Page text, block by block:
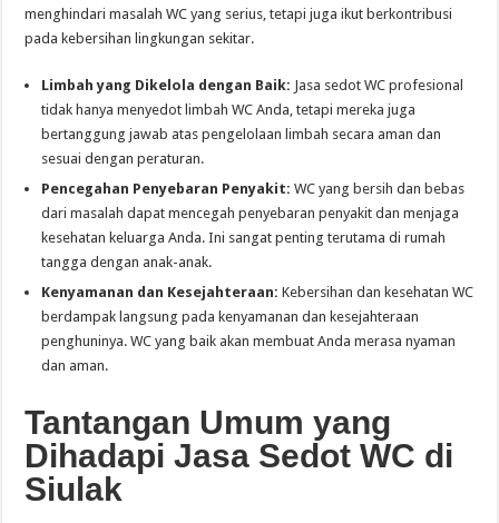
menghindari masalah WC yang serius, tetapi juga ikut berkontribusi
pada kebersihan lingkungan sekitar.
Limbah yang Dikelola dengan Baik: Jasa sedot WC profesional
tidak hanya menyedot limbah WC Anda, tetapi mereka juga
bertanggung jawab atas pengelolaan limbah secara aman dan
sesuai dengan peraturan.
Pencegahan Penyebaran Penyakit: WC yang bersih dan bebas
dari masalah dapat mencegah penyebaran penyakit dan menjaga
kesehatan keluarga Anda. Ini sangat penting terutama di rumah
tangga dengan anak-anak.
Kenyamanan dan Kesejahteraan: Kebersihan dan kesehatan WC
berdampak langsung pada kenyamanan dan kesejahteraan
penghuninya. WC yang baik akan membuat Anda merasa nyaman
dan aman.
Tantangan Umum yang
Dihadapi Jasa Sedot WC di
Siulak